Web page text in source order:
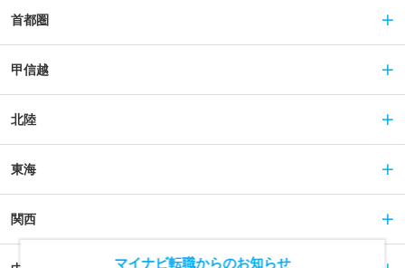
首都圏
甲信越
北陸
東海
関西
マイナビ転職からのお知らせ